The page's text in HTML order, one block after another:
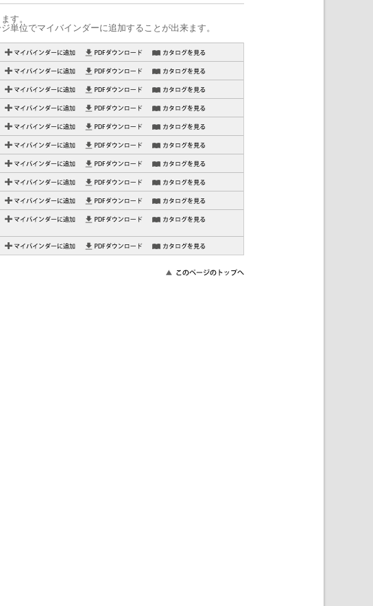
す。
単位でマイバインダーに追加することが出来ます。